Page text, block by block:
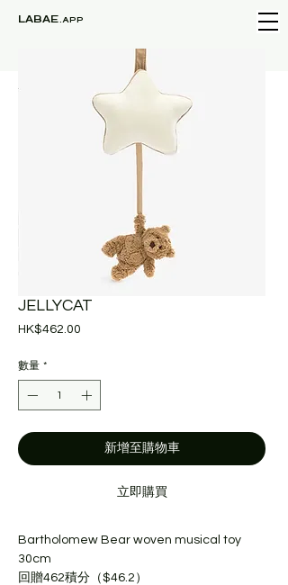
LABAE.APP
JELLYCAT
HK$462.00
數量 *
新增至購物車
立即購買
Bartholomew Bear woven musical toy
30cm
回贈462積分（$46.2）